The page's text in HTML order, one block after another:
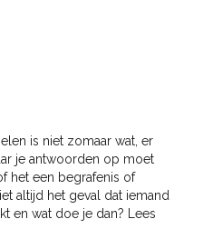
is niet zomaar wat, er
je antwoorden op moet
het een begrafenis of
altijd het geval dat iemand
en wat doe je dan? Lees